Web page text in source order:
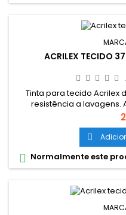
ACRILEX TECIDO
Tinta para tecido Acrilex
resistência a lavagens.
cobertura e sua fixção é a
são miscíveis entre si.
aplicada com pincel,
algodão sem goma (não

 Normalmente este